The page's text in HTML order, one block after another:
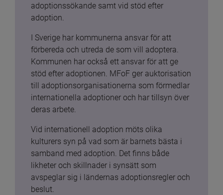
adoptionssökande samt vid stöd efter
adoption.
I Sverige har kommunerna ansvar för att
förbereda och utreda de som vill adoptera.
Kommunen har också ett ansvar för att ge
stöd efter adoptionen. MFoF ger auktorisation
till adoptionsorganisationerna som förmedlar
internationella adoptioner och har tillsyn över
deras arbete.
Vid internationell adoption möts olika
kulturers syn på vad som är barnets bästa i
samband med adoption. Det finns både
likheter och skillnader i synsätt som
avspeglar sig i ländernas adoptionsregler och
beslut.